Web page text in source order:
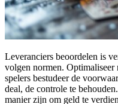
Leveranciers beoordelen is
volgen normen.
spelers bestudeer de
deal, de controle te
manier zijn om geld te